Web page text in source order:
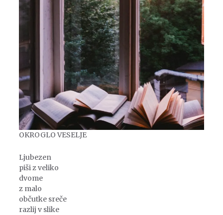
OKROGLO VESELJE
Ljubezen
piši z veliko
dvome
z malo
občutke sreče
razlij v slike